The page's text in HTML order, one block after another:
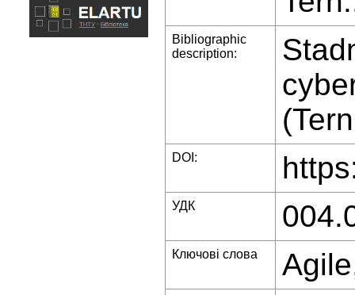
Bibliographic
description:
DOI:
УДК
Ключові слова